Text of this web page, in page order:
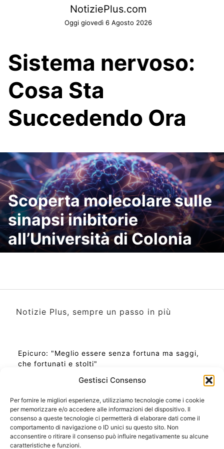
Gestisci Consenso
Per fornire le migliori esperienze, utilizziamo tecnologie come i cookie
per memorizzare e/o accedere alle informazioni del dispositivo. Il
consenso a queste tecnologie ci permetterà di elaborare dati come il
comportamento di navigazione o ID unici su questo sito. Non
acconsentire o ritirare il consenso può influire negativamente su alcune
caratteristiche e funzioni.
NotiziePlus.com
Oggi giovedì 6 Agosto 2026
Sistema nervoso:
Cosa Sta
Succedendo Ora
Scoperta molecolare sulle
sinapsi inibitorie
all’Università di Colonia
Notizie Plus, sempre un passo in più
Epicuro: "Meglio essere senza fortuna ma saggi,
che fortunati e stolti"
Ora Esatta in Italia in questo momento
Ti Senti Strano Ultimamente? Potrebbe Essere per
la Risonanza di Schumann
Come Sapere Se Stai Ascendendo alla Quinta